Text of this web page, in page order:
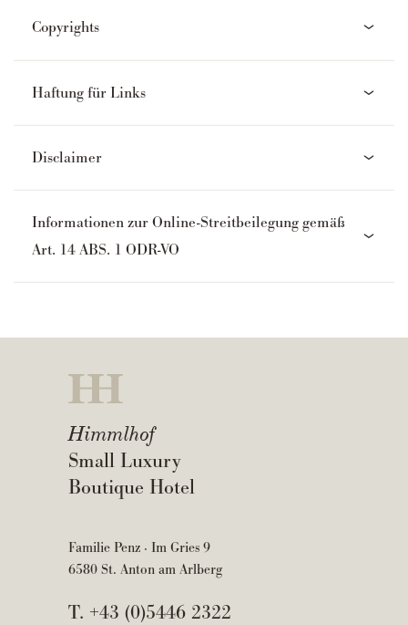
Copyrights
Haftung für Links
Disclaimer
Informationen zur Online-Streitbeilegung gemäß
Art. 14 ABS. 1 ODR-VO
Himmlhof
Small Luxury
Boutique Hotel
Familie Penz · Im Gries 9
6580 St. Anton am Arlberg
T. +43 (0)5446 2322